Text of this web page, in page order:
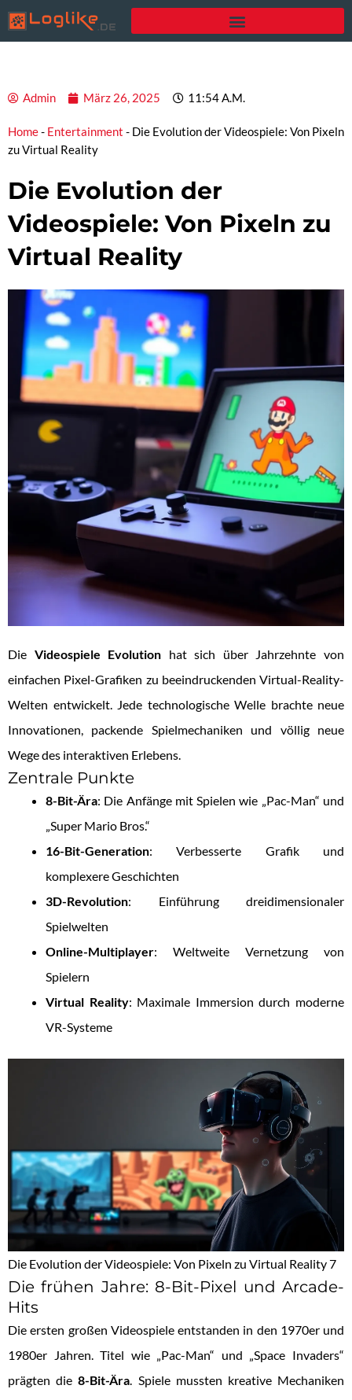
Inhalt
springen
Admin März 26, 2025 11:54 A.m.
Home- Entertainment - Die Evolution der Videospiele: Von Pixeln
zu Virtual Reality
Die Evolution der
Videospiele: Von Pixeln zu
Virtual Reality
Die Videospiele Evolution hat sich über Jahrzehnte von
einfachen Pixel-Grafiken zu beeindruckenden Virtual-Reality-
Welten entwickelt. Jede technologische Welle brachte neue
Innovationen, packende Spielmechaniken und völlig neue
Wege des interaktiven Erlebens.
Zentrale Punkte
8-Bit-Ära: Die Anfänge mit Spielen wie „Pac-Man“ und
„Super Mario Bros.“
16-Bit-Generation: Verbesserte Grafik und
komplexere Geschichten
3D-Revolution: Einführung dreidimensionaler
Spielwelten
Online-Multiplayer: Weltweite Vernetzung von
Spielern
Virtual Reality: Maximale Immersion durch moderne
VR-Systeme
Die Evolution der Videospiele: Von Pixeln zu Virtual Reality 7
Die frühen Jahre: 8-Bit-Pixel und Arcade-
Hits
Die ersten großen Videospiele entstanden in den 1970er und
1980er Jahren. Titel wie „Pac-Man“ und „Space Invaders“
prägten die8-Bit-Ära . Spiele mussten kreative Mechaniken